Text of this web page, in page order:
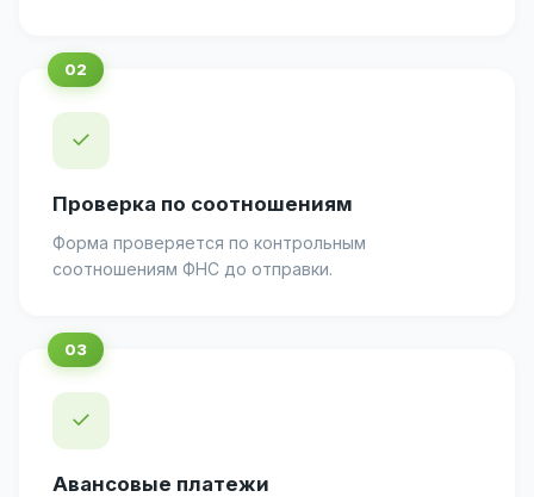
✓
Проверка по соотношениям
Форма проверяется по контрольным
соотношениям ФНС до отправки.
✓
Авансовые платежи